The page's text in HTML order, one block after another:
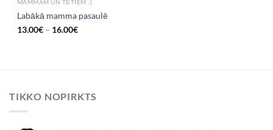
MAMMĀM UN TĒTIEM :)
Labākā mamma pasaulē
13.00€– 16.00€
TIKKO NOPIRKTS